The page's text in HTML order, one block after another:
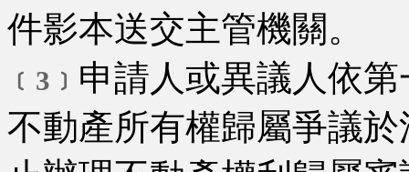
件影本送交主管機關。
﹝3﹞ 申請人或異議人依
不動產所有權歸屬爭議